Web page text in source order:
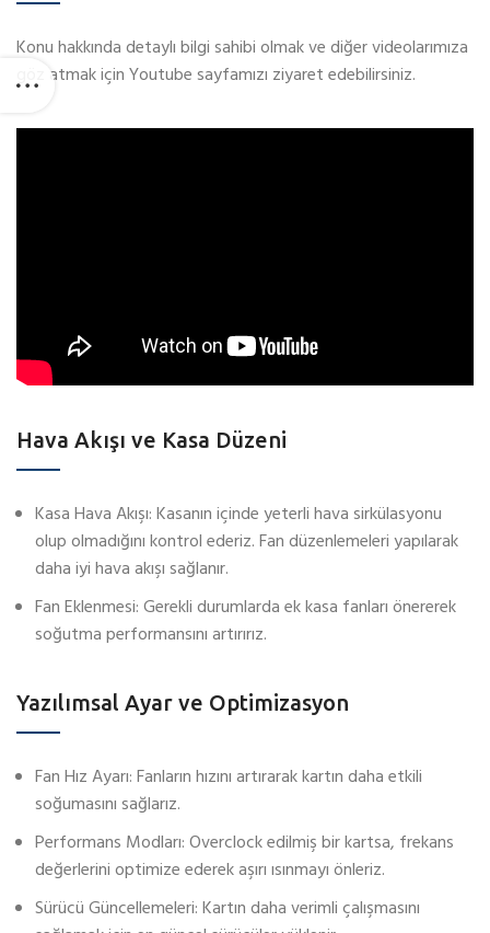
Konu hakkında detaylı bilgi sahibi olmak ve diğer videolarımıza
göz atmak için Youtube sayfamızı ziyaret edebilirsiniz.
Hava Akışı ve Kasa Düzeni
Kasa Hava Akışı: Kasanın içinde yeterli hava sirkülasyonu
olup olmadığını kontrol ederiz. Fan düzenlemeleri yapılarak
daha iyi hava akışı sağlanır.
Fan Eklenmesi: Gerekli durumlarda ek kasa fanları önererek
soğutma performansını artırırız.
Yazılımsal Ayar ve Optimizasyon
Fan Hız Ayarı: Fanların hızını artırarak kartın daha etkili
soğumasını sağlarız.
Performans Modları: Overclock edilmiş bir kartsa, frekans
değerlerini optimize ederek aşırı ısınmayı önleriz.
Sürücü Güncellemeleri: Kartın daha verimli çalışmasını